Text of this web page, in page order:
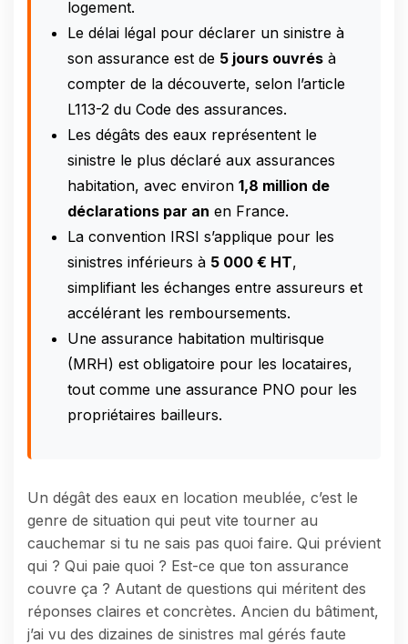
logement.
Le délai légal pour déclarer un sinistre à
son assurance est de 5 jours ouvrés à
compter de la découverte, selon l’article
L113-2 du Code des assurances.
Les dégâts des eaux représentent le
sinistre le plus déclaré aux assurances
habitation, avec environ 1,8 million de
déclarations par an en France.
La convention IRSI s’applique pour les
sinistres inférieurs à 5 000 € HT,
simplifiant les échanges entre assureurs et
accélérant les remboursements.
Une assurance habitation multirisque
(MRH) est obligatoire pour les locataires,
tout comme une assurance PNO pour les
propriétaires bailleurs.
Un dégât des eaux en location meublée, c’est le
genre de situation qui peut vite tourner au
cauchemar si tu ne sais pas quoi faire. Qui prévient
qui ? Qui paie quoi ? Est-ce que ton assurance
couvre ça ? Autant de questions qui méritent des
réponses claires et concrètes. Ancien du bâtiment,
j’ai vu des dizaines de sinistres mal gérés faute